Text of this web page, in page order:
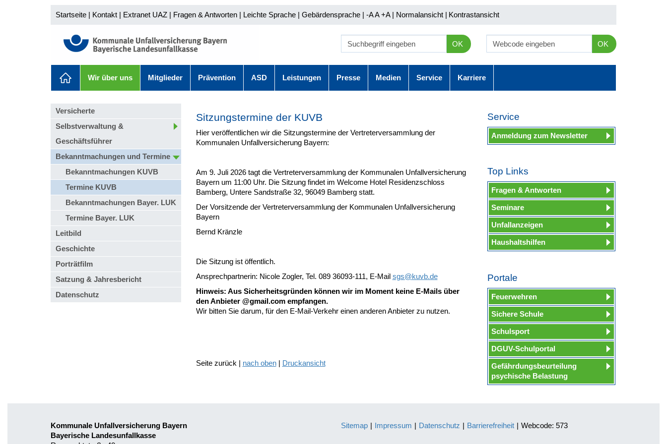
Startseite | Kontakt | Extranet UAZ | Fragen & Antworten | Leichte Sprache | Gebärdensprache | -A A+A | Normalansicht | Kontrastansicht
OK OK
Wir über uns Mitglieder Prävention ASD Leistungen Presse Medien Service Karriere
Versicherte
Selbstverwaltung &
Geschäftsführer
Bekanntmachungen und Termine
Bekanntmachungen KUVB
Termine KUVB
Bekanntmachungen Bayer. LUK
Termine Bayer. LUK
Leitbild
Geschichte
Porträtfilm
Satzung & Jahresbericht
Datenschutz
Sitzungstermine der KUVB
Hier veröffentlichen wir die Sitzungstermine der Vertreterversammlung der
Kommunalen Unfallversicherung Bayern:
Am 9. Juli 2026 tagt die Vertreterversammlung der Kommunalen Unfallversicherung
Bayern um 11:00 Uhr. Die Sitzung findet im Welcome Hotel Residenzschloss
Bamberg, Untere Sandstraße 32, 96049 Bamberg statt.
Der Vorsitzende der Vertreterversammlung der Kommunalen Unfallversicherung
Bayern
Bernd Kränzle
Die Sitzung ist öffentlich.
Ansprechpartnerin: Nicole Zogler, Tel. 089 36093-111, E-Mail sgs@kuvb.de
Hinweis: Aus Sicherheitsgründen können wir im Moment keine E-Mails über
den Anbieter @gmail.com empfangen.
Wir bitten Sie darum, für den E-Mail-Verkehr einen anderen Anbieter zu nutzen.
Seite zurück | nach oben| Druckansicht
Service
Anmeldung zum Newsletter
Top Links
Fragen & Antworten
Seminare
Unfallanzeigen
Haushaltshilfen
Portale
Feuerwehren
Sichere Schule
Schulsport
DGUV-Schulportal
Gefährdungsbeurteilung
psychische Belastung
Kommunale Unfallversicherung Bayern
Bayerische Landesunfallkasse
Sitemap | Impressum | Datenschutz | Barrierefreiheit | Webcode: 573